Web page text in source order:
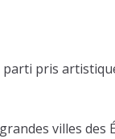
pris
villes des